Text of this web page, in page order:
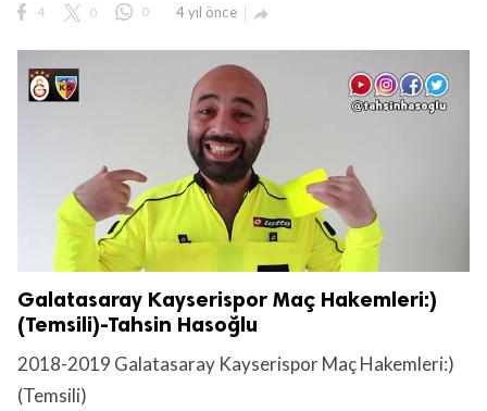
4 0 0 4 yıl önce 
Galatasaray Kayserispor Maç Hakemleri:)
(Temsili)-Tahsin Hasoğlu
2018-2019 Galatasaray Kayserispor Maç Hakemleri:)
(Temsili)